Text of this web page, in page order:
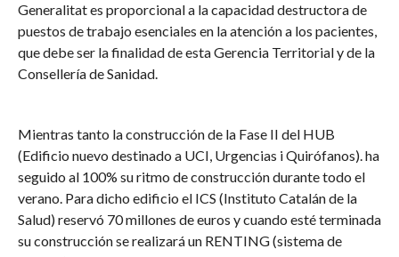
Generalitat es proporcional a la capacidad destructora de
puestos de trabajo esenciales en la atención a los pacientes,
que debe ser la finalidad de esta Gerencia Territorial y de la
Consellería de Sanidad.
Mientras tanto la construcción de la Fase II del HUB
(Edificio nuevo destinado a UCI, Urgencias i Quirófanos). ha
seguido al 100% su ritmo de construcción durante todo el
verano. Para dicho edificio el ICS (Instituto Catalán de la
Salud) reservó 70 millones de euros y cuando esté terminada
su construcción se realizará un RENTING (sistema de